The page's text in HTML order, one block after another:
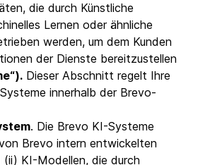
die durch Künstliche
Lernen oder ähnliche
werden, um dem Kunden
der Dienste bereitzustellen
Dieser Abschnitt regelt Ihre
innerhalb der Brevo-
. Die Brevo KI-Systeme
Brevo intern entwickelten
(ii) KI-Modellen, die durch